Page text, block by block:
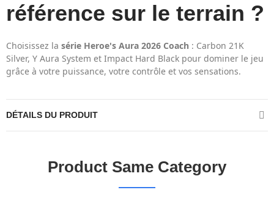
référence sur le terrain ?
Choisissez la série Heroe's Aura 2026 Coach : Carbon 21K
Silver, Y Aura System et Impact Hard Black pour dominer le jeu
grâce à votre puissance, votre contrôle et vos sensations.
DÉTAILS DU PRODUIT
Product Same Category